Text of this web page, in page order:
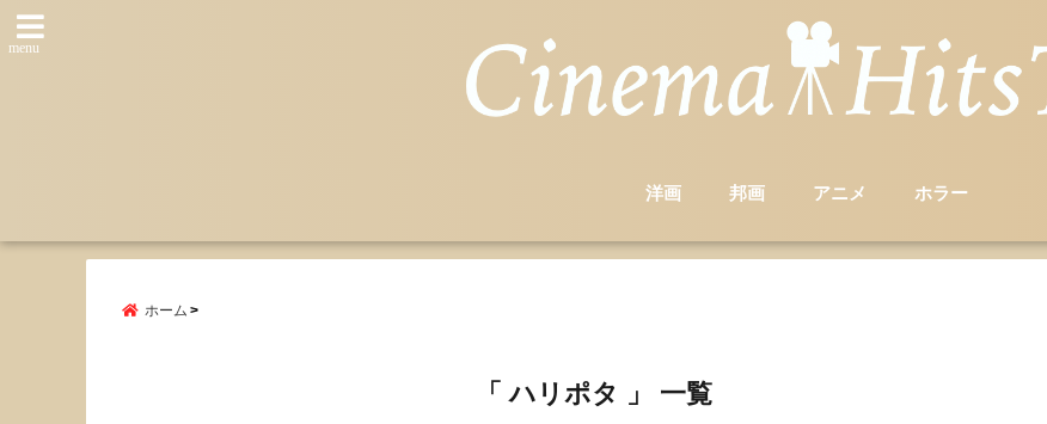
menu
洋画 邦画 アニメ ホラー
ホーム
「 ハリポタ 」 一覧